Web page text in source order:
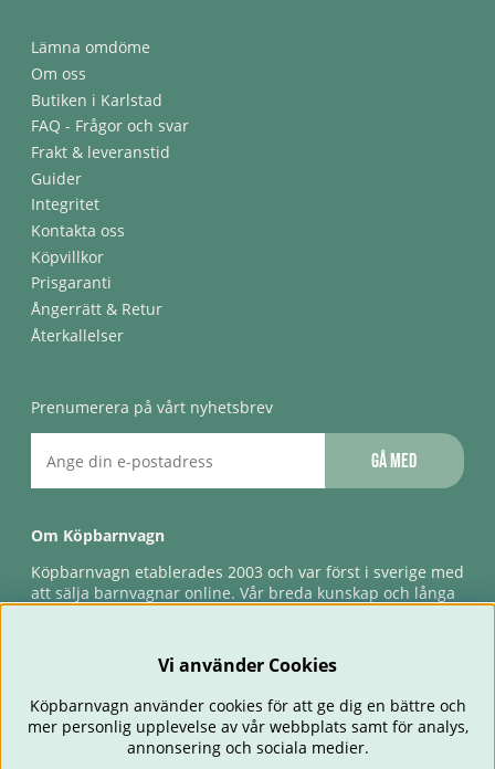
Lämna omdöme
Om oss
Butiken i Karlstad
FAQ - Frågor och svar
Frakt & leveranstid
Guider
Integritet
Kontakta oss
Köpvillkor
Prisgaranti
Ångerrätt & Retur
Återkallelser
Prenumerera på vårt nyhetsbrev
Gå med
Om Köpbarnvagn
Köpbarnvagn etablerades 2003 och var först i sverige med
att sälja barnvagnar online. Vår breda kunskap och långa
förlossningsgaranti & förlängd ångerrätt.
Vi använder Cookies
Köpbarnvagn använder cookies för att ge dig en bättre och
mer personlig upplevelse av vår webbplats samt för analys,
annonsering och sociala medier.